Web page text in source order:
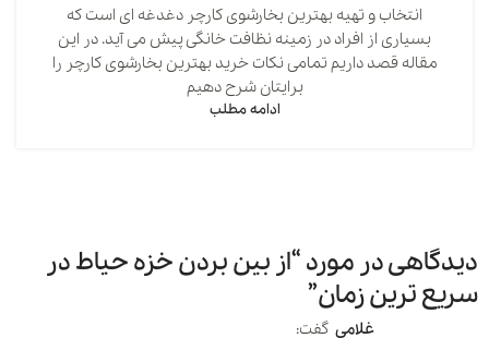
انتخاب و تهیه بهترین بخارشوی کارچر دغدغه ای است که
بسیاری از افراد در زمینه نظافت خانگی پیش می آید. در این
مقاله قصد داریم تمامی نکات خرید بهترین بخارشوی کارچر را
برایتان شرح دهیم
ادامه مطلب
دیدگاهی در مورد “از بین بردن خزه حیاط در
سریع ترین زمان”
غلامی گفت: